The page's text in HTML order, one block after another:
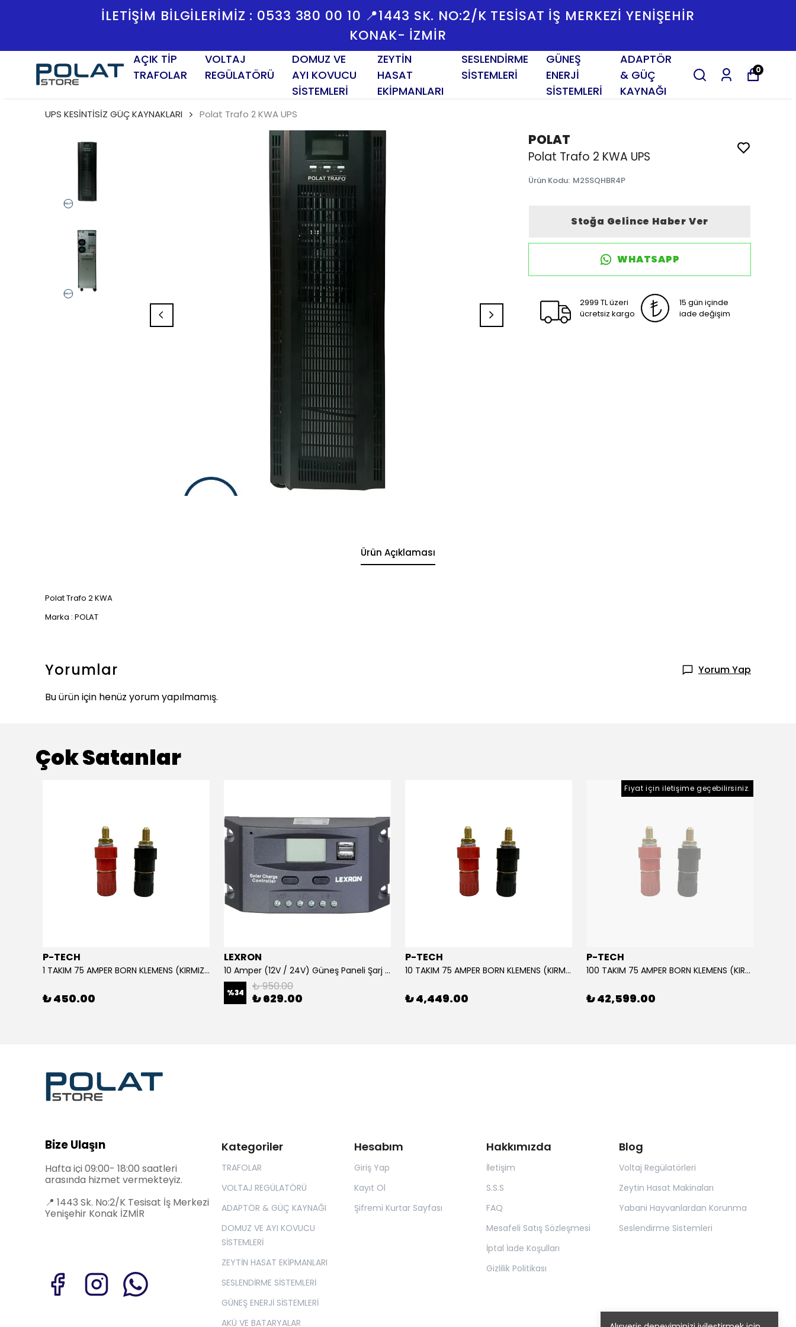
K TESISAT İŞ MERKEZI YENIŞEHIR
İLETİŞİM BİLGİLERİMİZ : 0533 380 00 10 📍1443 SK.
AÇIK TİP
TRAFOLAR
VOLTAJ
REGÜLATÖRÜ
DOMUZ VE
AYI KOVUCU
SİSTEMLERİ
ZEYTİN
HASAT
EKİPMANLARI
SESLENDİRME
SİSTEMLERİ
GÜNEŞ
ENERJİ
SİSTEMLERİ
ADAPTÖR
& GÜÇ
KAYNAĞI
0
UPS KESİNTİSİZ GÜÇ KAYNAKLARI Polat Trafo 2 KWA UPS
POLAT
Polat Trafo 2 KWA UPS
Ürün Kodu: M2SSQHBR4P
Stoğa Gelince Haber Ver
WHATSAPP
2999 TL üzeri
ücretsiz kargo
15 gün içinde
iade değişim
Ürün Açıklaması
Polat Trafo 2 KWA
Marka : POLAT
Yorumlar
Yorum Yap
Bu ürün için henüz yorum yapılmamış.
Çok Satanlar
P-TECH
1 TAKIM 75 AMPER BORN KLEMENS (KIRMIZI-SİYAH)
₺ 450.00
LEXRON
10 Amper (12V / 24V) Güneş Paneli Şarj Kontrol Cihazı
%34 ₺ 950.00
₺ 629.00
P-TECH
10 TAKIM 75 AMPER BORN KLEMENS (KIRMIZI-SİYAH)
₺ 4,449.00
Fiyat için iletişime geçebilirsiniz.
P-TECH
100 TAKIM 75 AMPER BORN KLEMENS (KIRMIZI-SİYAH)
₺ 42,599.00
Kategoriler
TRAFOLAR
VOLTAJ REGÜLATÖRÜ
ADAPTÖR & GÜÇ KAYNAĞI
DOMUZ VE AYI KOVUCU
SİSTEMLERİ
ZEYTİN HASAT EKİPMANLARI
SESLENDİRME SİSTEMLERİ
GÜNEŞ ENERJİ SİSTEMLERİ
AKÜ VE BATARYALAR
Hesabım
Giriş Yap
Kayıt Ol
Şifremi Kurtar Sayfası
Hakkımızda
İletişim
S.S.S
FAQ
Mesafeli Satış Sözleşmesi
İptal İade Koşulları
Gizlilik Politikası
Blog
Voltaj Regülatörleri
Zeytin Hasat Makinaları
Yabani Hayvanlardan Korunma
Seslendirme Sistemleri
Bize Ulaşın
Hafta içi 09:00- 18:00 saatleri
arasında hizmet vermekteyiz.
📍 1443 Sk. No:2/K Tesisat İş Merkezi
Yenişehir Konak İZMİR